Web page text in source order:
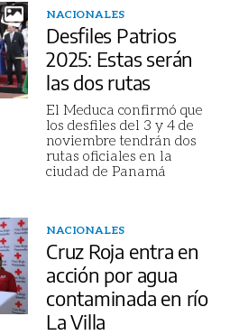
NACIONALES
Desfiles Patrios
2025: Estas serán
las dos rutas
El Meduca confirmó que
los desfiles del 3 y 4 de
noviembre tendrán dos
rutas oficiales en la
ciudad de Panamá
NACIONALES
Cruz Roja entra en
acción por agua
contaminada en río
La Villa